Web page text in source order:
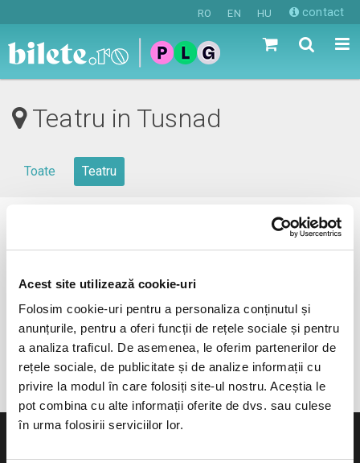
Acest site utilizează cookie-uri
Folosim cookie-uri pentru a personaliza conținutul și
anunțurile, pentru a oferi funcții de rețele sociale și pentru
a analiza traficul. De asemenea, le oferim partenerilor de
rețele sociale, de publicitate și de analize informații cu
privire la modul în care folosiți site-ul nostru. Aceștia le
pot combina cu alte informații oferite de dvs. sau culese
în urma folosirii serviciilor lor.
RO EN HU contact
Teatru in Tusnad
Toate Teatru
0 evenimente in viitorul apropiat
anunta-ma pe email cand apare urmatorul eveniment la
Tusnad